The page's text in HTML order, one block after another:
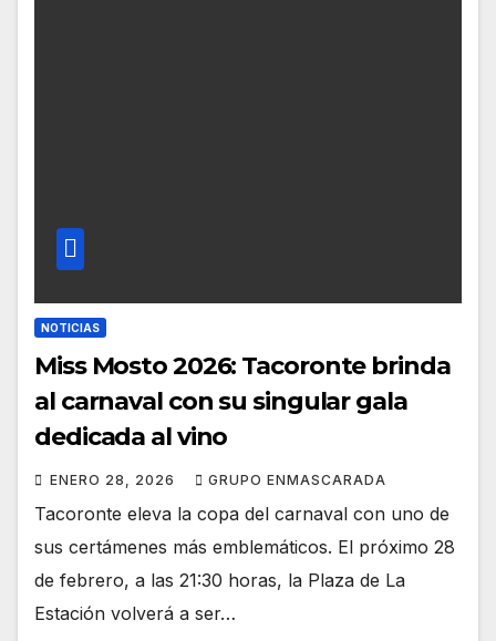
NOTICIAS
Miss Mosto 2026: Tacoronte brinda
al carnaval con su singular gala
dedicada al vino
ENERO 28, 2026 GRUPO ENMASCARADA
Tacoronte eleva la copa del carnaval con uno de
sus certámenes más emblemáticos. El próximo 28
de febrero, a las 21:30 horas, la Plaza de La
Estación volverá a ser…